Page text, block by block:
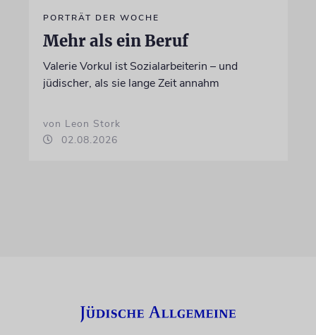
PORTRÄT DER WOCHE
Mehr als ein Beruf
Valerie Vorkul ist Sozialarbeiterin – und
jüdischer, als sie lange Zeit annahm
von Leon Stork
02.08.2026